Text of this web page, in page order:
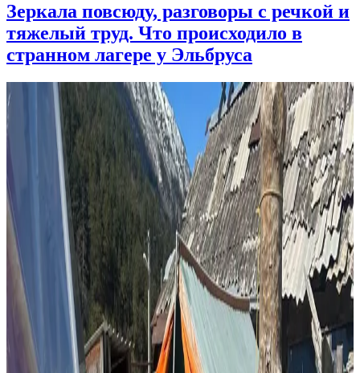
Зеркала повсюду, разговоры с речкой и
тяжелый труд. Что происходило в
странном лагере у Эльбруса